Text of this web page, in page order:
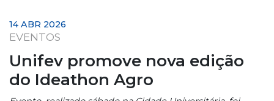
14 ABR 2026
EVENTOS
Unifev promove nova edição
do Ideathon Agro